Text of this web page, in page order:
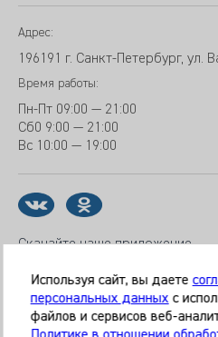
Адрес:
196191 г. Санкт-Петербург, ул.
Время работы:
Пн-Пт 09:00 — 21:00
Сб0 9:00 — 21:00
Вс 10:00 — 19:00
Скачайте наше приложение
© 2026 Клиника «МЕДИКАЛ ОН
Используя сайт, вы даете
персональных данныхс
файлов и сервисов веб-